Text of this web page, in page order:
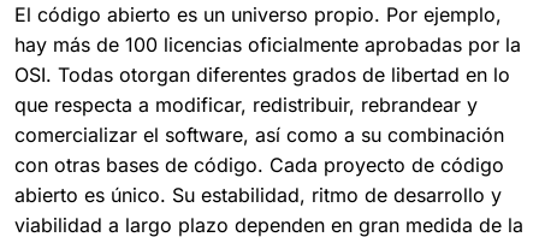
El código abierto es un universo propio. Por ejemplo,
hay más de 100 licencias oficialmente aprobadas por la
OSI. Todas otorgan diferentes grados de libertad en lo
que respecta a modificar, redistribuir, rebrandear y
comercializar el software, así como a su combinación
con otras bases de código. Cada proyecto de código
abierto es único. Su estabilidad, ritmo de desarrollo y
viabilidad a largo plazo dependen en gran medida de la